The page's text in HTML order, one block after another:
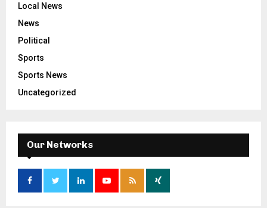
Local News
News
Political
Sports
Sports News
Uncategorized
Our Networks